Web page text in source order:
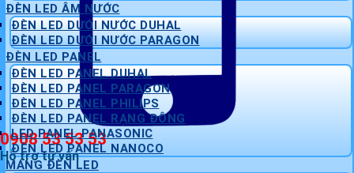
0908 53 53 53
Hỗ trợ tư vấn
ĐÈN LED ÂM NƯỚC
ĐÈN LED DƯỚI NƯỚC DUHAL
ĐÈN LED DƯỚI NƯỚC PARAGON
ĐÈN LED PANEL
ĐÈN LED PANEL DUHAL
ĐÈN LED PANEL PARAGON
ĐÈN LED PANEL PHILIPS
ĐÈN LED PANEL RẠNG ĐÔNG
LED PANEL PANASONIC
ĐÈN LED PANEL NANOCO
MÁNG ĐÈN LED